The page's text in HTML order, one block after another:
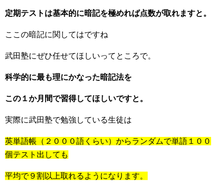
定期テストは基本的に暗記を極めれば点数が取れますと。
ここの暗記に関してはですね
武田塾にぜひ任せてほしいってところで。
科学的に最も理にかなった暗記法を
この１か月間で習得してほしいですと。
実際に武田塾で勉強している生徒は
英単語帳（２０００語くらい）からランダムで単語１００
個テスト出しても
平均で９割以上取れるようになります。